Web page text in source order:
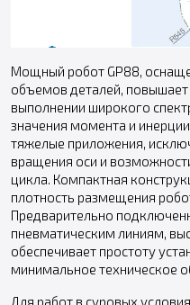
Мощный робот GP88,
объемов деталей, повышает
выполнении широкого
значения момента и
тяжелые приложения,
вращения оси и
цикла. Компактная
плотность размещения
Предварительно
пневматическим линиям,
обеспечивает простоту
минимальное техническое